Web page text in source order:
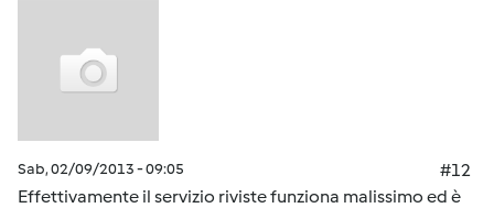
Sab, 02/09/2013 - 09:05
#12
Effettivamente il servizio riviste funziona malissimo ed è